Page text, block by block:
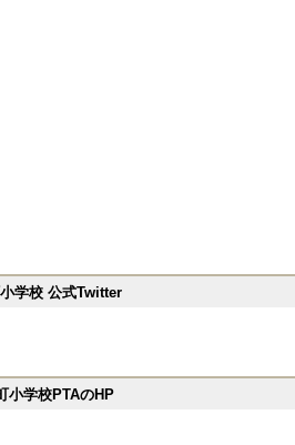
学校 公式Twitter
小学校PTAのHP